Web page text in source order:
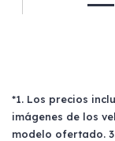
*1. Los precios
imágenes de los
modelo ofertado.